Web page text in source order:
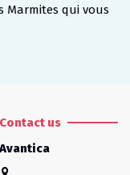
Marmites qui vous
Contact us
Avantica